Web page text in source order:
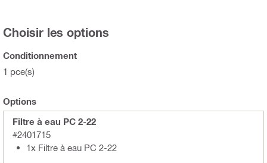
Choisir les options
Conditionnement
1 pce(s)
Options
Filtre à eau PC 2-22
#2401715
1x Filtre à eau PC 2-22